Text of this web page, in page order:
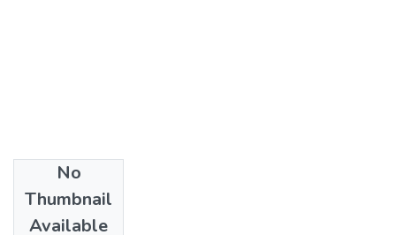
No
Thumbnail
Available
2003